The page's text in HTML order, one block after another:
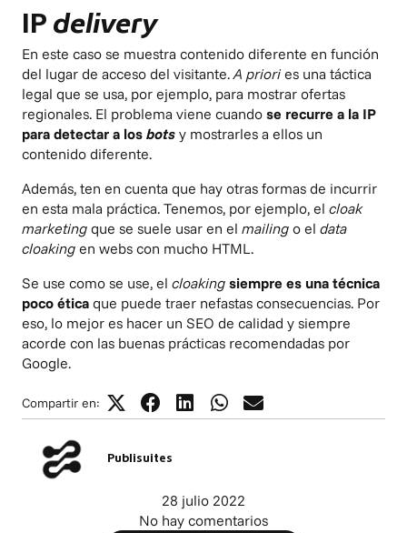
IP delivery
En este caso se muestra contenido diferente en función
del lugar de acceso del visitante.A priories una táctica
legal que se usa, por ejemplo, para mostrar ofertas
regionales. El problema viene cuando se recurre a la IP
para detectar a los bots y mostrarles a ellos un
contenido diferente.
Además, ten en cuenta que hay otras formas de incurrir
en esta mala práctica. Tenemos, por ejemplo, el cloak
marketing que se suele usar en el mailing o el data
cloaking en webs con mucho HTML.
Se use como se use, el cloaking siempre es una técnica
poco ética que puede traer nefastas consecuencias. Por
eso, lo mejor es hacer un SEO de calidad y siempre
acorde con las buenas prácticas recomendadas por
Google.
Compartir en:
Publisuites
28 julio 2022
No hay comentarios